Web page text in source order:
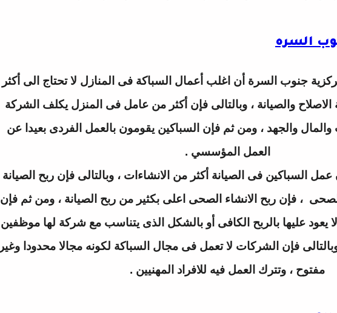
السره
جنوب السرة أن اغلب أعمال السباكة فى المنازل لا تحتاج الى أكثر
والصيانة ، وبالتالى فإن أكثر من عامل فى المنزل يكلف الشركة
والجهد ، ومن ثم فإن السباكين يقومون بالعمل الفردى بعيدا عن
العمل المؤسسي .
السباكين فى الصيانة أكثر من الانشاءات ، وبالتالى فإن ربح الصيانة
، فإن ربح الانشاء الصحى اعلى بكثير من ربح الصيانة ، ومن ثم فإن
يعود عليها بالربح الكافى أو بالشكل الذى يتناسب مع شركة لها موظفين
فإن الشركات لا تعمل فى مجال السباكة لكونه مجالا محدودا وغير
مفتوح ، وتترك العمل فيه للافراد المهنيين .